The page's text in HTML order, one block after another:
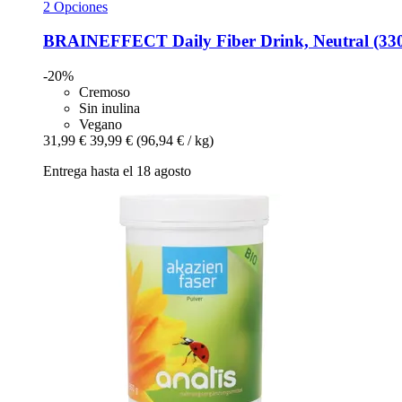
2 Opciones
BRAINEFFECT Daily Fiber Drink, Neutral
-20%
Cremoso
Sin inulina
Vegano
31,99 € 39,99 € (96,94 € / kg)
Entrega hasta el 18 agosto